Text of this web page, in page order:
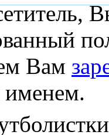
Вам
именем.